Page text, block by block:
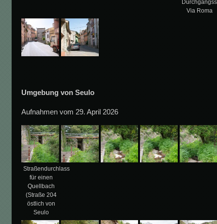
Via Roma
Umgebung von Seulo
Aufnahmen vom 29. April 2026
Straßendurchlass
für einen
Quellbach
(Straße 204
östlich von
Seulo